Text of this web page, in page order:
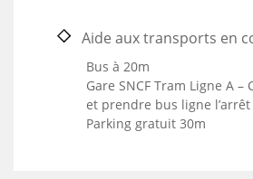
Aide aux transports en
Bus à 20m
Gare SNCF Tram Ligne A –
et prendre bus ligne
Parking gratuit 30m